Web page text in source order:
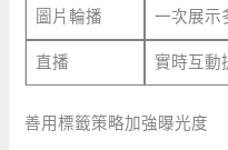
圖片輪播 一次展示
直播 實時互動
善用標籤策略加強曝光度